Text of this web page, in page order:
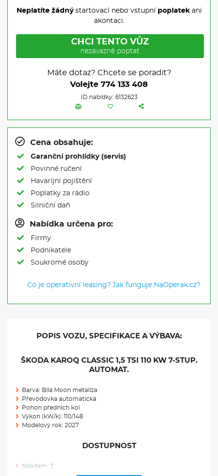
Neplatíte žádnýstartovací nebo vstupní poplatekani
akontaci.
CHCI TENTO VŮZ
nezávazně poptat
Máte dotaz? Chcete se poradit?
Volejte 774 133 408
ID nabídky: 6132623
Cena obsahuje:
Garanční prohlídky (servis)
Povinné ručení
Havarijní pojištění
Poplatky za rádio
Silniční daň
Nabídka určena pro:
Firmy
Podnikatele
Soukromé osoby
Co je operativní leasing? Jak funguje NaOperak.cz?
POPIS VOZU, SPECIFIKACE A VÝBAVA:
ŠKODA KAROQ CLASSIC 1,5 TSI 110 KW 7-STUP.
AUTOMAT.
Barva: Bílá Moon metalíza
Převodovka automatická
Pohon předních kol
Výkon (kW/k): 110/148
Modelový rok: 2027
DOSTUPNOST
Skladem: 2